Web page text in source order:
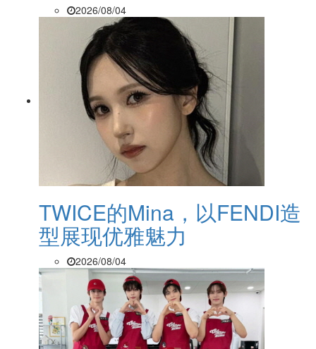
2026/08/04
TWICE的Mina，以FENDI造
型展现优雅魅力
2026/08/04